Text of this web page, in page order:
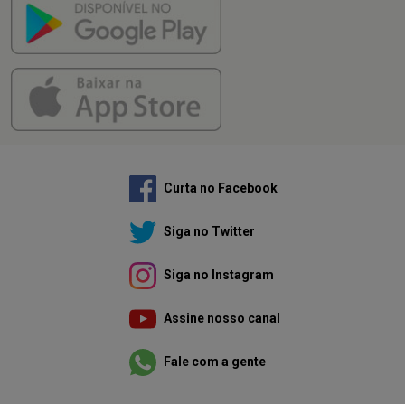
Curta no Facebook
Siga no Twitter
Siga no Instagram
Assine nosso canal
Fale com a gente